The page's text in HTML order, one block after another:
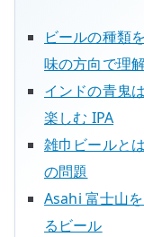
ビールの種類
味の方向で理
インドの青鬼
楽しむ IPA
雑巾ビールと
の問題
Asahi 富士山
るビール